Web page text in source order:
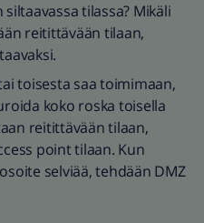
siltaavassa tilassa? Mikäli
reitittävään tilaan,
toisesta saa toimimaan,
koko roska toisella
reitittävään tilaan,
point tilaan. Kun
selviää, tehdään DMZ